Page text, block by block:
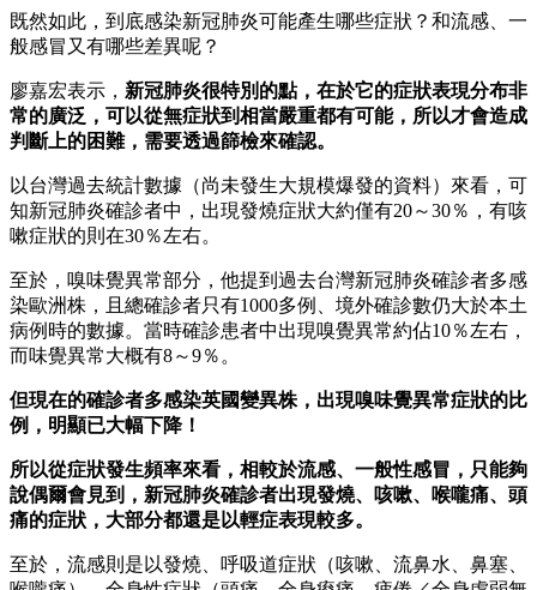
既然如此，到底感染新冠肺炎可能產生哪些症狀？和流感、一
般感冒又有哪些差異呢？
廖嘉宏表示， 新冠肺炎很特別的點，在於它的症狀表現分布非
常的廣泛，可以從無症狀到相當嚴重都有可能，所以才會造成
判斷上的困難，需要透過篩檢來確認。
以台灣過去統計數據（尚未發生大規模爆發的資料）來看，可
知新冠肺炎確診者中，出現發燒症狀大約僅有20～30％，有咳
嗽症狀的則在30％左右。
至於，嗅味覺異常部分，他提到過去台灣新冠肺炎確診者多感
染歐洲株，且總確診者只有1000多例、境外確診數仍大於本土
病例時的數據。當時確診患者中出現嗅覺異常約佔10％左右，
而味覺異常大概有8～9％。
但現在的確診者多感染英國變異株，出現嗅味覺異常症狀的比
例，明顯已大幅下降！
所以從症狀發生頻率來看，相較於流感、一般性感冒，只能夠
說偶爾會見到，新冠肺炎確診者出現發燒、咳嗽、喉嚨痛、頭
痛的症狀，大部分都還是以輕症表現較多。
至於，流感則是以發燒、呼吸道症狀（咳嗽、流鼻水、鼻塞、